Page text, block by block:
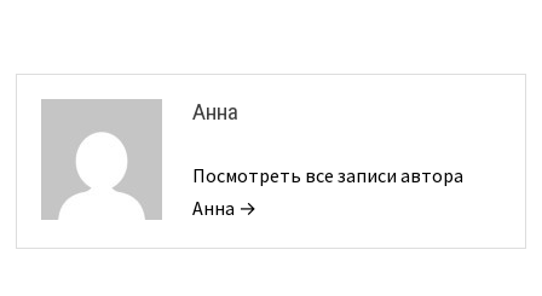
Анна
Посмотреть все записи автора
Анна →